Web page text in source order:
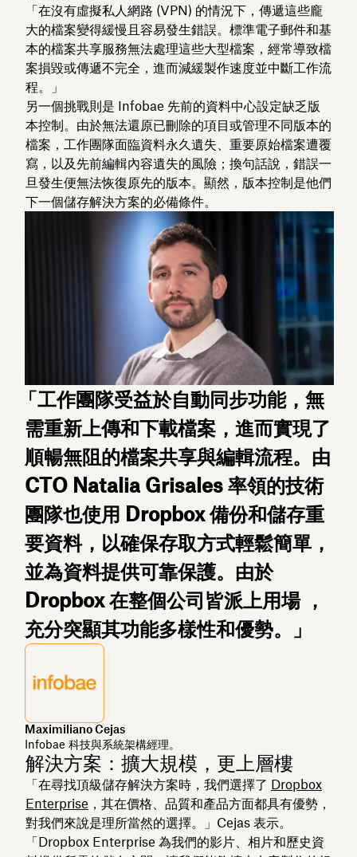
「在沒有虛擬私人網路 (VPN) 的情況下，傳遞這些龐
大的檔案變得緩慢且容易發生錯誤。標準電子郵件和基
本的檔案共享服務無法處理這些大型檔案，經常導致檔
案損毀或傳遞不完全，進而減緩製作速度並中斷工作流
程。」
另一個挑戰則是 Infobae 先前的資料中心設定缺乏版
本控制。由於無法還原已刪除的項目或管理不同版本的
檔案，工作團隊面臨資料永久遺失、重要原始檔案遭覆
寫，以及先前編輯內容遺失的風險；換句話說，錯誤一
旦發生便無法恢復原先的版本。顯然，版本控制是他們
下一個儲存解決方案的必備條件。
「工作團隊受益於自動同步功能，無
需重新上傳和下載檔案，進而實現了
順暢無阻的檔案共享與編輯流程。由
CTO Natalia Grisales 率領的技術
團隊也使用 Dropbox 備份和儲存重
要資料，以確保存取方式輕鬆簡單，
並為資料提供可靠保護。由於
Dropbox 在整個公司皆派上用場 ，
充分突顯其功能多樣性和優勢。」
Maximiliano Cejas
Infobae 科技與系統架構經理。
解決方案：擴大規模，更上層樓
「在尋找頂級儲存解決方案時，我們選擇了 Dropbox
Enterprise ，其在價格、品質和產品方面都具有優勢，
對我們來說是理所當然的選擇。」Cejas 表示。
「Dropbox Enterprise 為我們的影片、相片和歷史資